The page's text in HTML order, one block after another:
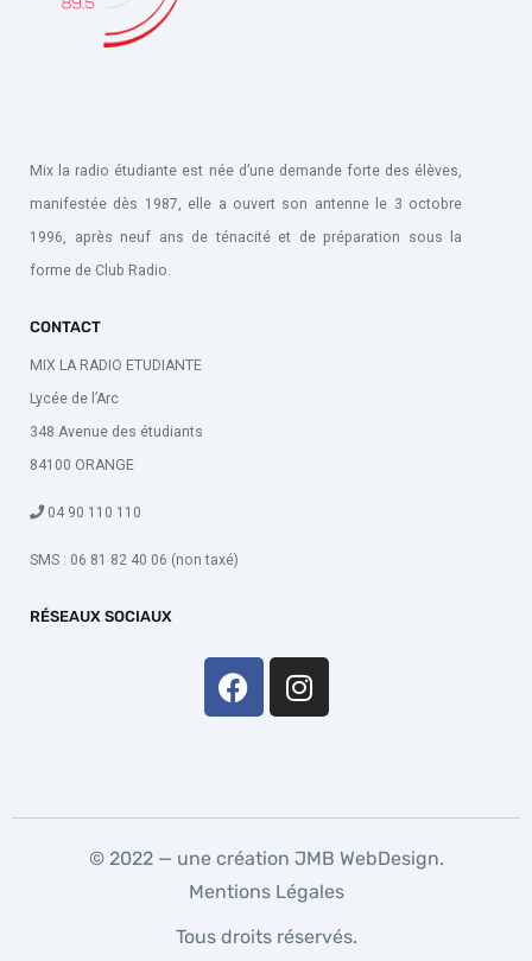
Mix la radio étudiante est née d’une demande forte des élèves,
manifestée dès 1987, elle a ouvert son antenne le 3 octobre
1996, après neuf ans de ténacité et de préparation sous la
forme de Club Radio.
CONTACT
MIX LA RADIO ETUDIANTE
Lycée de l’Arc
348 Avenue des étudiants
84100 ORANGE
04 90 110 110
SMS : 06 81 82 40 06 (non taxé)
RÉSEAUX SOCIAUX
© 2022 — une création JMB WebDesign.
Mentions Légales
Tous droits réservés.